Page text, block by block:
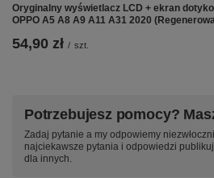
Pojemność:4900mAh
Napięcie:3.87V
Rodzaj:
Zamiennik
Oryginalny wyświetlacz LCD + ekran
OPPO A5 A8 A9 A11 A31 2020
54,90 zł / szt.
Potrzebujesz pomocy?
Zadaj pytanie a my odpowiemy
najciekawsze pytania i odpowiedzi
dla innych.